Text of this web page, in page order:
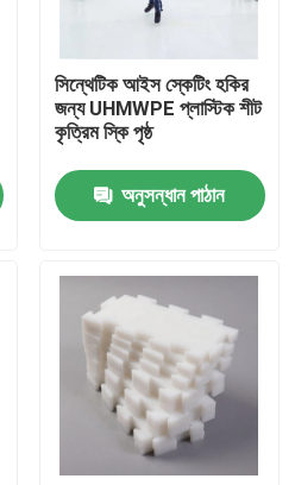
সিন্থেটিক আইস স্কেটিং হকির
জন্য UHMWPE প্লাস্টিক শীট
কৃত্রিম স্কি পৃষ্ঠ
অনুসন্ধান পাঠান